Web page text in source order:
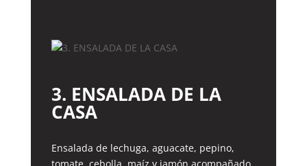
3. ENSALADA DE LA
CASA
Ensalada de lechuga, aguacate, pepino,